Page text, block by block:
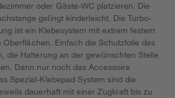
oder Gäste-WC platzieren. Die
gelingt kinderleicht. Die Turbo-
ist ein Klebesystem mit extrem festem
Oberflächen. Einfach die Schutzfolie des
die Halterung an der gewünschten Stelle
Dann nur noch das Accessoire
Spezial-Klebepad System sind die
dauerhaft mit einer Zugkraft bis zu